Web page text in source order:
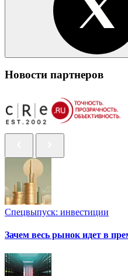
Новости партнеров
Спецвыпуск: инвестиции
Зачем весь рынок идет в